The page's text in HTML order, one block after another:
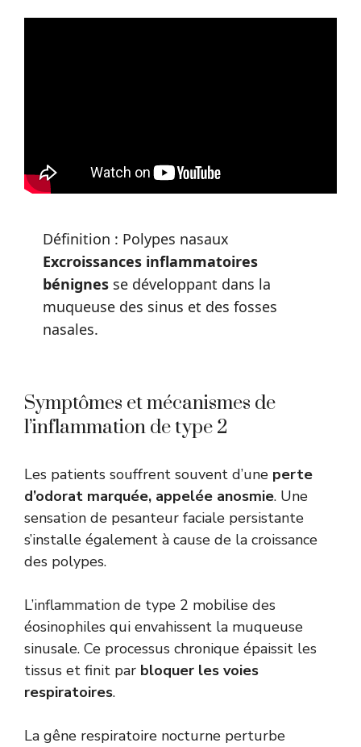
Définition : Polypes nasaux
Excroissances inflammatoires
bénignesse développant dans la
muqueuse des sinus et des fosses
nasales.
Symptômes et mécanismes de
l’inflammation de type 2
Les patients souffrent souvent d’une perte
d’odorat marquée, appelée anosmie. Une
sensation de pesanteur faciale persistante
s’installe également à cause de la croissance
des polypes.
L’inflammation de type 2 mobilise des
éosinophiles qui envahissent la muqueuse
sinusale. Ce processus chronique épaissit les
tissus et finit par bloquer les voies
respiratoires.
La gêne respiratoire nocturne perturbe